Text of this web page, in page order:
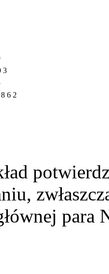
3
6 2
para